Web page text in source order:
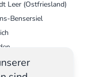
Leer (Ostfriesland)
Bensersiel
- Greetsiel